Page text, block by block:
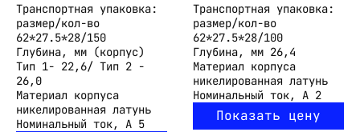
Транспортная упаковка:
размер/кол-во
62*27.5*28/150
Глубина, мм (корпус)
Тип 1- 22,6/ Тип 2 -
26,0
Материал корпуса
никелированная латунь
Номинальный ток, А 5
Транспортная упаковка:
размер/кол-во
62*27.5*28/100
Глубина, мм 26,4
Материал корпуса
никелированная латунь
Номинальный ток, А 2
Показать цену